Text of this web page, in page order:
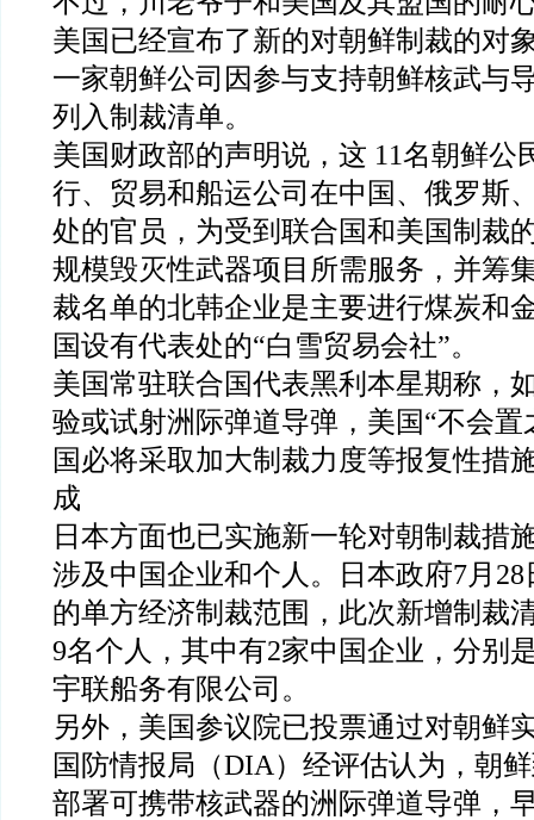
美国已经宣布了新的对朝鲜制裁的对
一家朝鲜公司因参与支持朝鲜核武与
列入制裁清单。
美国财政部的声明说，这 11名朝鲜公
行、贸易和船运公司在中国、俄罗斯
处的官员，为受到联合国和美国制裁
规模毁灭性武器项目所需服务，并筹
裁名单的北韩企业是主要进行煤炭和
国设有代表处的“白雪贸易会社”。
美国常驻联合国代表黑利本星期称，
验或试射洲际弹道导弹，美国“不会置
国必将采取加大制裁力度等报复性措
成
日本方面也已实施新一轮对朝制裁措
涉及中国企业和个人。日本政府7月
的单方经济制裁范围，此次新增制裁
9名个人，其中有2家中国企业，分别
宇联船务有限公司。
另外，美国参议院已投票通过对朝鲜
国防情报局（DIA）经评估认为，朝
部署可携带核武器的洲际弹道导弹，